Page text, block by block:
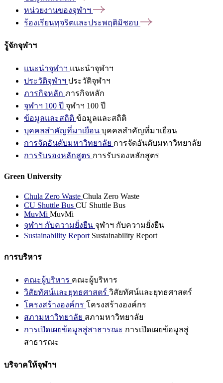
หน่วยงานของจุฬาฯ
ร้องเรียนทุจริตและประพฤติมิชอบ
รู้จักจุฬาฯ
แนะนำจุฬาฯ แนะนำจุฬาฯ
ประวัติจุฬาฯ ประวัติจุฬาฯ
ภารกิจหลัก ภารกิจหลัก
จุฬาฯ 100 ปี จุฬาฯ 100 ปี
ข้อมูลและสถิติ ข้อมูลและสถิติ
บุคคลสำคัญที่มาเยือน บุคคลสำคัญที่มาเยือน
การจัดอันดับมหาวิทยาลัย การจัดอันดับมหาวิทยาลัย
การรับรองหลักสูตร การรับรองหลักสูตร
Green University
Chula Zero Waste Chula Zero Waste
CU Shuttle Bus CU Shuttle Bus
MuvMi MuvMi
จุฬาฯ กับความยั่งยืน จุฬาฯ กับความยั่งยืน
Sustainability Report Sustainability Report
การบริหาร
คณะผู้บริหาร คณะผู้บริหาร
วิสัยทัศน์และยุทธศาสตร์ วิสัยทัศน์และยุทธศาสตร์
โครงสร้างองค์กร โครงสร้างองค์กร
สภามหาวิทยาลัย สภามหาวิทยาลัย
การเปิดเผยข้อมูลสู่สาธารณะ การเปิดเผยข้อมูลสู่
สาธารณะ
บริจาคให้จุฬาฯ